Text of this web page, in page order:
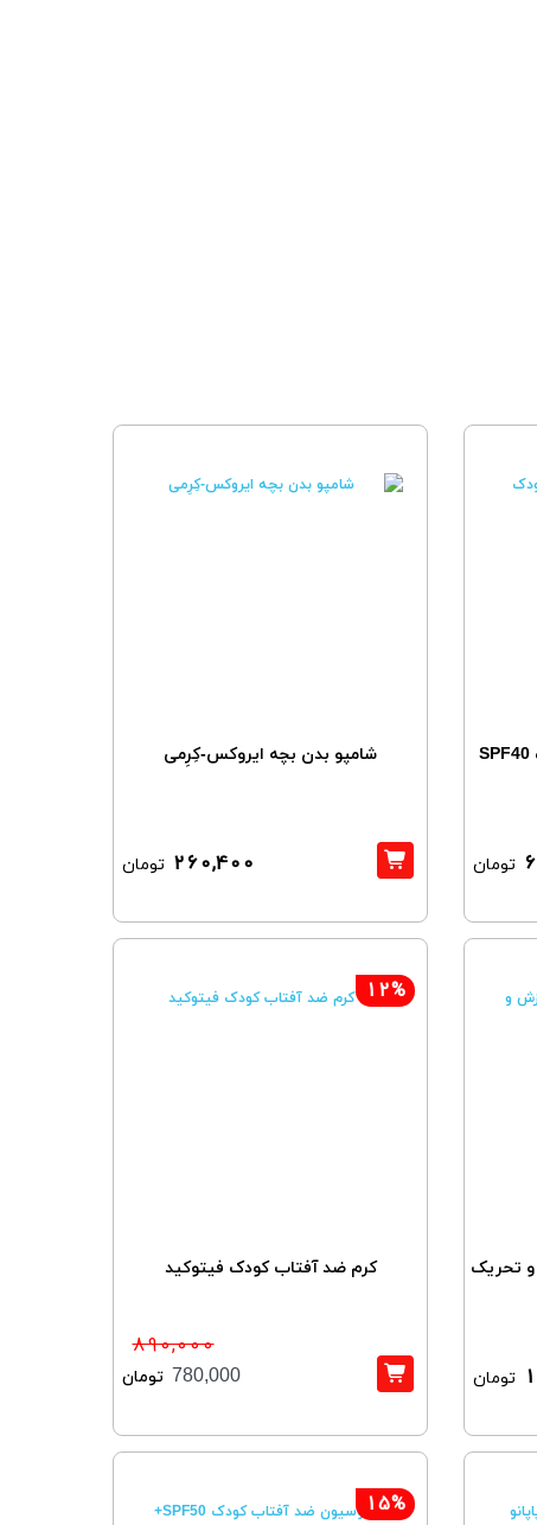
کرم ضد آفتاب فیوژن واتر کودک SPF40
تومان
شامپو بدن بچه ایروکس-کِرِمی
260,400 تومان
تحریک
تومان
12%
کرم ضد آفتاب کودک فیتوکید
890,000
780,000 تومان
15%